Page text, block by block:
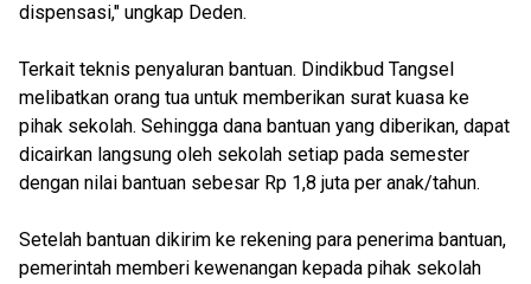
dispensasi," ungkap Deden.
Terkait teknis penyaluran bantuan. Dindikbud Tangsel
melibatkan orang tua untuk memberikan surat kuasa ke
pihak sekolah. Sehingga dana bantuan yang diberikan, dapat
dicairkan langsung oleh sekolah setiap pada semester
dengan nilai bantuan sebesar Rp 1,8 juta per anak/tahun.
Setelah bantuan dikirim ke rekening para penerima bantuan,
pemerintah memberi kewenangan kepada pihak sekolah